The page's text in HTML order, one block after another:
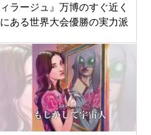
ィラージュ』万博のすぐ近く
にある世界大会優勝の実力派